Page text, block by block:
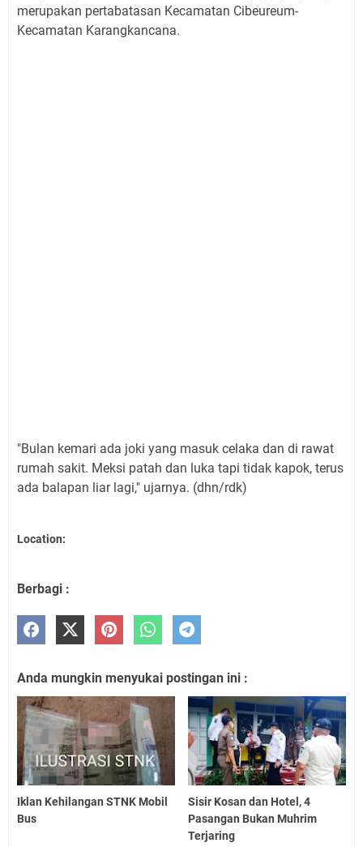
merupakan pertabatasan Kecamatan Cibeureum-
Kecamatan Karangkancana.
"Bulan kemari ada joki yang masuk celaka dan di rawat
rumah sakit. Meksi patah dan luka tapi tidak kapok, terus
ada balapan liar lagi," ujarnya. (dhn/rdk)
Location:
Berbagi :
Anda mungkin menyukai postingan ini :
Iklan Kehilangan STNK Mobil
Bus
Sisir Kosan dan Hotel, 4
Pasangan Bukan Muhrim
Terjaring